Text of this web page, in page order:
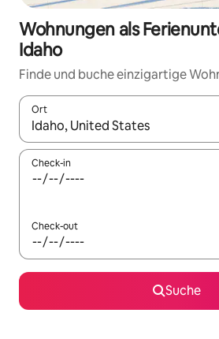
Wohnungen als
Idaho
Finde und buche einzigartige
Ort
Wenn Ergebnisse verfügbar sind,
Check-in
Check-out
Suche